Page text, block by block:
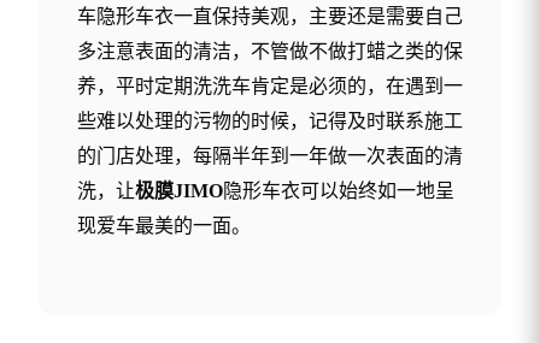
车隐形车衣一直保持美观，主要还是需要自己
多注意表面的清洁，不管做不做打蜡之类的保
养，平时定期洗洗车肯定是必须的，在遇到一
些难以处理的污物的时候，记得及时联系施工
的门店处理，每隔半年到一年做一次表面的清
洗，让极膜JIMO隐形车衣可以始终如一地呈
现爱车最美的一面。